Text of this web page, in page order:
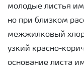
молодые листья
но при близком
межжилковый
узкий красно-
основание листа